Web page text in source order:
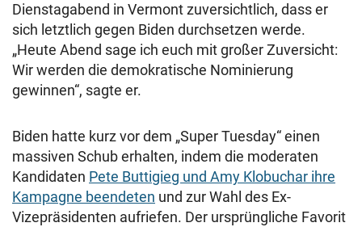
Dienstagabend in Vermont zuversichtlich, dass er
sich letztlich gegen Biden durchsetzen werde.
„Heute Abend sage ich euch mit großer Zuversicht:
Wir werden die demokratische Nominierung
gewinnen“, sagte er.
Biden hatte kurz vor dem „Super Tuesday“ einen
massiven Schub erhalten, indem die moderaten
Kandidaten Pete Buttigieg und Amy Klobuchar ihre
Kampagne beendeten und zur Wahl des Ex-
Vizepräsidenten aufriefen. Der ursprüngliche Favorit